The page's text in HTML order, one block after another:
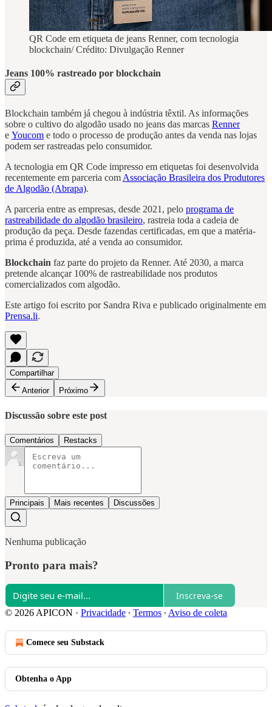
QR Code em etiqueta de jeans Renner, com tecnologia
blockchain/ Crédito: Divulgação Renner
Jeans 100% rastreado por blockchain
Blockchain também já chegou à indústria têxtil. As informações
sobre o cultivo do algodão usado no jeans das marcas Renner
e Youcom e todo o processo de produção antes da venda nas lojas
podem ser rastreadas pelo consumidor.
A tecnologia em QR Code impresso em etiquetas foi desenvolvida
recentemente em parceria comAssociação Brasileira dos Produtores
de Algodão (Abrapa).
A parceria entre as empresas, desde 2021, pelo programa de
rastreabilidade do algodão brasileiro, rastreia toda a cadeia de
produção da peça. Desde fazendas certificadas, em que a matéria-
prima é produzida, até a venda ao consumidor.
Blockchain faz parte do projeto da Renner. Até 2030, a marca
pretende alcançar 100% de rastreabilidade nos produtos
comercializados com algodão.
Este artigo foi escrito por Sandra Riva e publicado originalmente em
Prensa.li.
Compartilhar
Anterior
Próximo
Discussão sobre este post
Comentários Restacks
Principais Mais recentes Discussões
Nenhuma publicação
Pronto para mais?
Inscreva-se
© 2026 APICON · Privacidade ∙ Termos ∙ Aviso de coleta
Comece seu Substack
Obtenha o App